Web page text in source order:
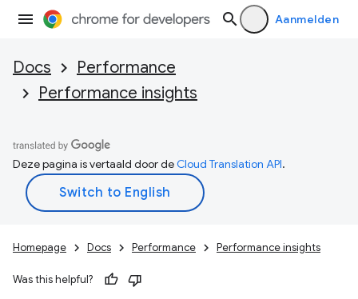
Aanmelden
Docs
Performance
Performance insights
Deze pagina is vertaald door deCloud Translation API.
Homepage Docs Performance Performance insights
Was this helpful?